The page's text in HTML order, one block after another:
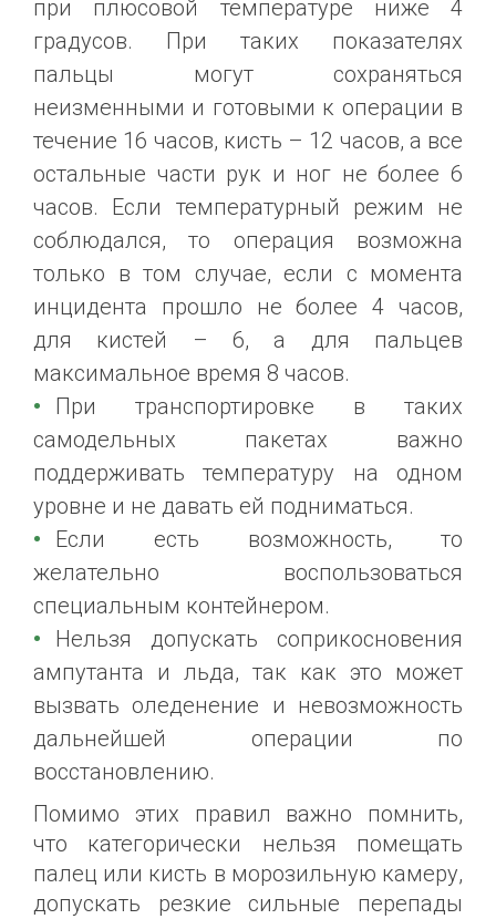
при плюсовой температуре ниже 4
градусов. При таких показателях
пальцы могут сохраняться
неизменными и готовыми к операции в
течение 16 часов, кисть – 12 часов, а все
остальные части рук и ног не более 6
часов. Если температурный режим не
соблюдался, то операция возможна
только в том случае, если с момента
инцидента прошло не более 4 часов,
для кистей – 6, а для пальцев
максимальное время 8 часов.
При транспортировке в таких
самодельных пакетах важно
поддерживать температуру на одном
уровне и не давать ей подниматься.
Если есть возможность, то
желательно воспользоваться
специальным контейнером.
Нельзя допускать соприкосновения
ампутанта и льда, так как это может
вызвать оледенение и невозможность
дальнейшей операции по
восстановлению.
Помимо этих правил важно помнить,
что категорически нельзя помещать
палец или кисть в морозильную камеру,
допускать резкие сильные перепады